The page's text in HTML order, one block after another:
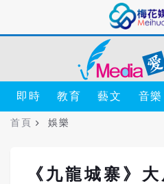
即時 教育 藝文 音樂
首頁 娛樂
《九龍城寨》